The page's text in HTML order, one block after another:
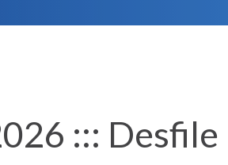
:::